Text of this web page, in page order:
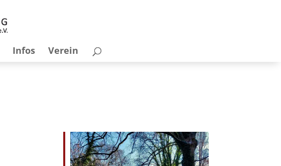
Infos Verein